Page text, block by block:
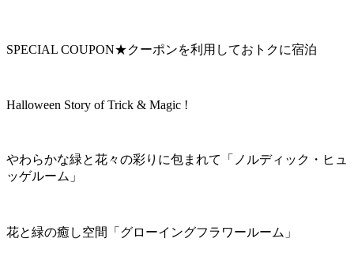
SPECIAL COUPON★クーポンを利用しておトクに宿泊
Halloween Story of Trick & Magic !
やわらかな緑と花々の彩りに包まれて「ノルディック・ヒュ
ッゲルーム」
花と緑の癒し空間「グローイングフラワールーム」